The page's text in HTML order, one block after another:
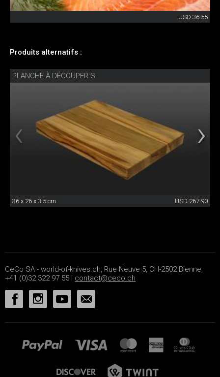
USD 36.55
Produits alternatifs :
PLANCHE À DÉCOUPER S
36 x 26 x 3.5 cm USD 267.90
CeCo SA - world-of-knives.ch, Rue Neuve 5, CH-2502 Bienne,
+41 (0)32 322 97 55 | contact@ceco.ch